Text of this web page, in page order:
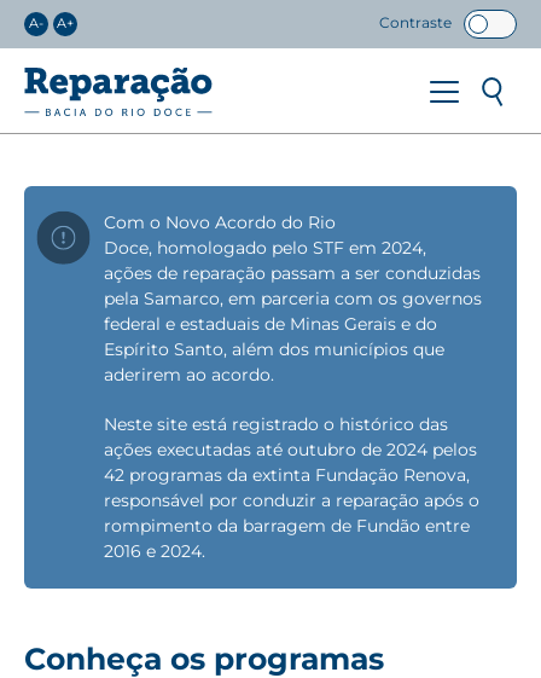
A- A+ Contraste
Com o Novo Acordo do Rio
Doce, homologado pelo STF em 2024,
ações de reparação passam a ser conduzidas
pela Samarco, em parceria com os governos
federal e estaduais de Minas Gerais e do
Espírito Santo, além dos municípios que
aderirem ao acordo.
Neste site está registrado o histórico das
ações executadas até outubro de 2024 pelos
42 programas da extinta Fundação Renova,
responsável por conduzir a reparação após o
rompimento da barragem de Fundão entre
2016 e 2024.
Conheça os programas